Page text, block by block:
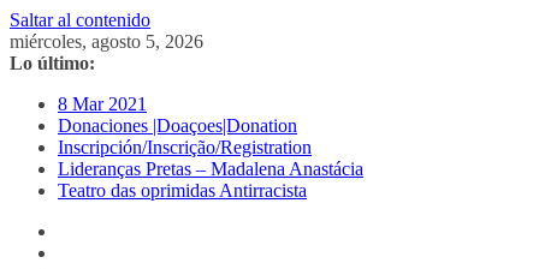
Saltar al contenido
miércoles, agosto 5, 2026
Lo último:
8 Mar 2021
Donaciones |Doaçoes|Donation
Inscripción/Inscrição/Registration
Lideranças Pretas – Madalena Anastácia
Teatro das oprimidas Antirracista